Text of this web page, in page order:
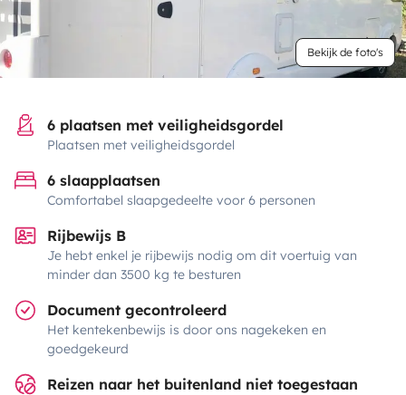
Bekijk de foto's
6 plaatsen met veiligheidsgordel
Plaatsen met veiligheidsgordel
6 slaapplaatsen
Comfortabel slaapgedeelte voor 6 personen
Rijbewijs B
Je hebt enkel je rijbewijs nodig om dit voertuig van
minder dan 3500 kg te besturen
Document gecontroleerd
Het kentekenbewijs is door ons nagekeken en
goedgekeurd
Reizen naar het buitenland niet toegestaan